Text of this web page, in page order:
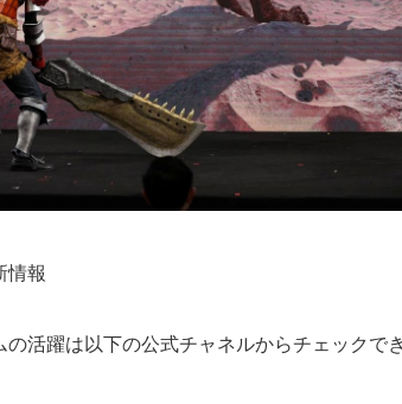
情報
の活躍は以下の公式チャネルからチェックで